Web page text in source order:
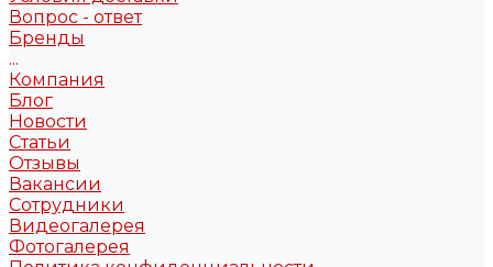
Вопрос - ответ
Бренды
...
Компания
Блог
Новости
Статьи
Отзывы
Вакансии
Сотрудники
Видеогалерея
Фотогалерея